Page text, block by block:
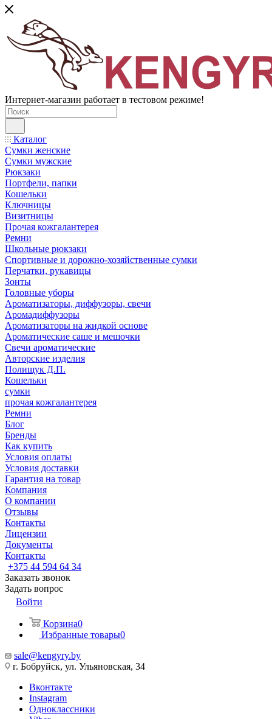
Интернет-магазин работает в тестовом режиме!
Каталог
Сумки женские
Сумки мужские
Рюкзаки
Портфели, папки
Кошельки
Ключницы
Визитницы
Прочая кожгалантерея
Ремни
Школьные рюкзаки
Спортивные и дорожно-хозяйственные сумки
Перчатки, рукавицы
Зонты
Головные уборы
Ароматизаторы, диффузоры, свечи
Аромадиффузоры
Ароматизаторы на жидкой основе
Ароматические саше и мешочки
Свечи ароматические
Авторские изделия
Полищук Д.П.
Кошельки
сумки
прочая кожгалантерея
Ремни
Блог
Бренды
Как купить
Условия оплаты
Условия доставки
Гарантия на товар
Компания
О компании
Отзывы
Контакты
Лицензии
Документы
Контакты
+375 44 594 64 34
Заказать звонок
Задать вопрос
Войти
Корзина0
Избранные товары0
sale@kengyry.by
г. Бобруйск, ул. Ульяновская, 34
Вконтакте
Instagram
Одноклассники